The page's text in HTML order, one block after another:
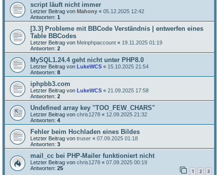
script läuft nicht immer
Letzter Beitrag von Mahony « 05.12.2025 12:42
Antworten: 1
[3.3] Probleme mit BBCode Verständnis | entwerfen eines
Table BBCodes
Letzter Beitrag von Meinphpaccount « 19.11.2025 01:19
Antworten: 2
MySQL1.24.4 geht nicht unter PHP8.0
Letzter Beitrag von LukeWCS « 15.10.2025 21:54
Antworten: 8
iphpbb3.com
Letzter Beitrag von LukeWCS « 21.09.2025 17:58
Antworten: 2
Undefined array key "TOO_FEW_CHARS"
Letzter Beitrag von chris1278 « 12.09.2025 21:32
Antworten: 4
Fehler beim Hochladen eines Bildes
Letzter Beitrag von truser « 07.09.2025 01:18
Antworten: 3
mail_cc bei PHP-Mailer funktioniert nicht
Letzter Beitrag von chris1278 « 07.09.2025 00:19
Antworten: 25 1 2 3